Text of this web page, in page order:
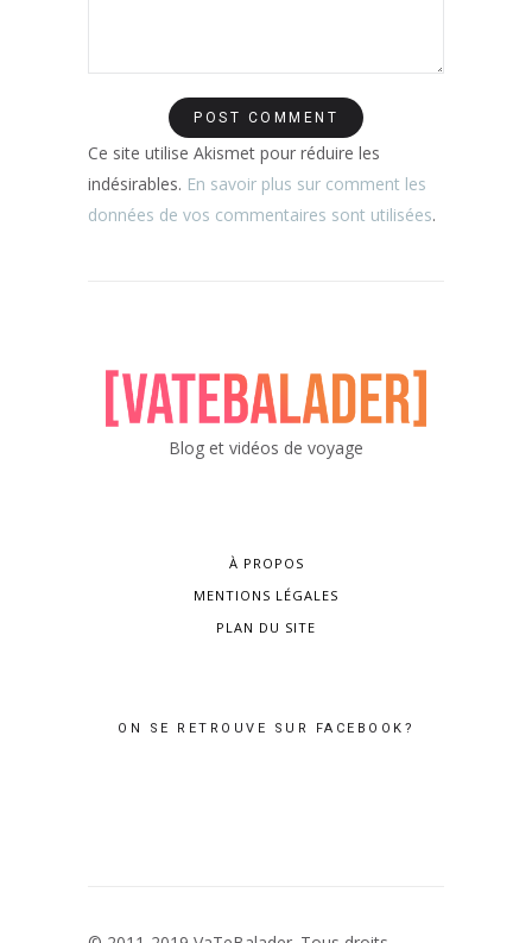
Ce site utilise Akismet pour réduire les
indésirables. En savoir plus sur comment les
données de vos commentaires sont utilisées.
Blog et vidéos de voyage
À PROPOS
MENTIONS LÉGALES
PLAN DU SITE
ON SE RETROUVE SUR FACEBOOK?